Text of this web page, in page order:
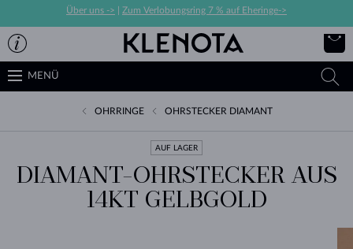
Über uns -> Zum Verlobungsring 7 % auf Eheringe->
MENÜ
OHRRINGE OHRSTECKER DIAMANT
AUF LAGER
DIAMANT-OHRSTECKER AUS
14KT GELBGOLD